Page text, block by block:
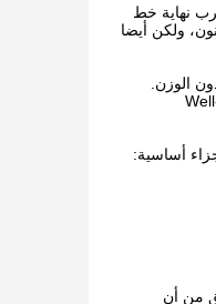
نهاية خط
ولكن أيضا
الوزن.
أساسية:
من أن